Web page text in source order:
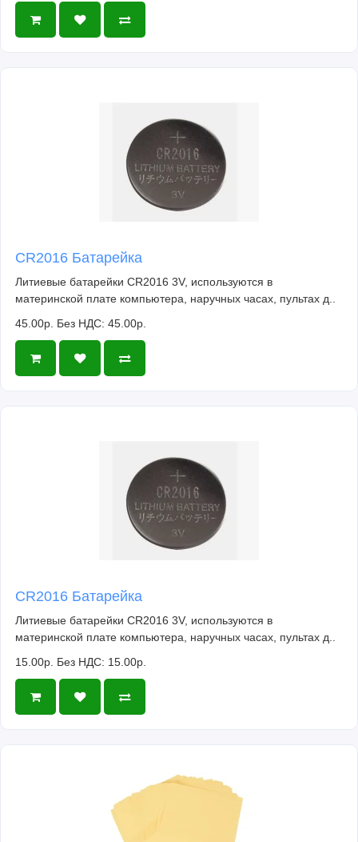
CR2016 Батарейка
Литиевые батарейки CR2016 3V, используются в
материнской плате компьютера, наручных часах, пультах д..
45.00р. Без НДС: 45.00р.
CR2016 Батарейка
Литиевые батарейки CR2016 3V, используются в
материнской плате компьютера, наручных часах, пультах д..
15.00р. Без НДС: 15.00р.